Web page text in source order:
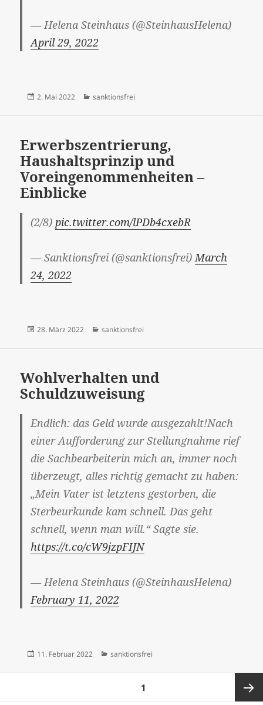
— Helena Steinhaus (@SteinhausHelena)
April 29, 2022
Veröffentlicht
2. Mai 2022 Kategorien
sanktionsfrei
Erwerbszentrierung,
Haushaltsprinzip und
Voreingenommenheiten –
Einblicke
(2/8) pic.twitter.com/lPDb4cxebR
— Sanktionsfrei (@sanktionsfrei) March
24, 2022
Veröffentlicht
28. März 2022 Kategorien
sanktionsfrei
Wohlverhalten und
Schuldzuweisung
Endlich: das Geld wurde ausgezahlt!Nach
einer Aufforderung zur Stellungnahme rief
die Sachbearbeiterin mich an, immer noch
überzeugt, alles richtig gemacht zu haben:
„Mein Vater ist letztens gestorben, die
Sterbeurkunde kam schnell. Das geht
schnell, wenn man will.“ Sagte sie.
https://t.co/cW9jzpFIJN
— Helena Steinhaus (@SteinhausHelena)
February 11, 2022
Veröffentlicht
11. Februar 2022 Kategorien
sanktionsfrei
1